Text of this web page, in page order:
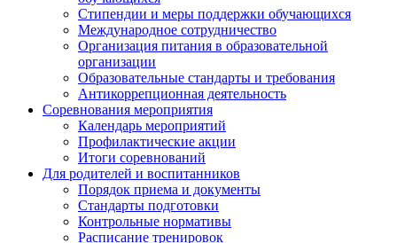
Стипендии и меры поддержки обучающихся
Международное сотрудничество
Организация питания в образовательной
организации
Образовательные стандарты и требования
Антикоррепционная деятельность
Соревнования мероприятия
Календарь мероприятий
Профилактические акции
Итоги соревнований
Для родителей и воспитанников
Порядок приема и документы
Стандарты подготовки
Контрольные нормативы
Расписание тренировок